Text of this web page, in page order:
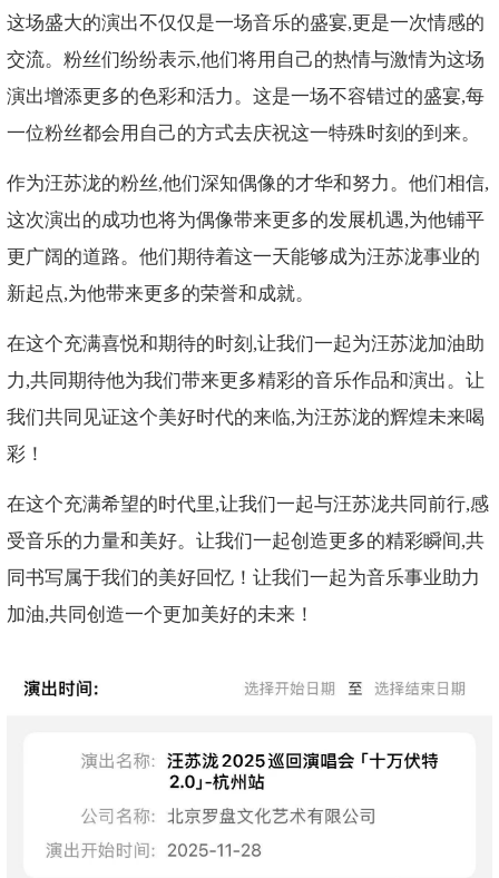
这场盛大的演出不仅仅是一场音乐的盛宴,更是一次情感的
交流。粉丝们纷纷表示,他们将用自己的热情与激情为这场
演出增添更多的色彩和活力。这是一场不容错过的盛宴,每
一位粉丝都会用自己的方式去庆祝这一特殊时刻的到来。
作为汪苏泷的粉丝,他们深知偶像的才华和努力。他们相信,
这次演出的成功也将为偶像带来更多的发展机遇,为他铺平
更广阔的道路。他们期待着这一天能够成为汪苏泷事业的
新起点,为他带来更多的荣誉和成就。
在这个充满喜悦和期待的时刻,让我们一起为汪苏泷加油助
力,共同期待他为我们带来更多精彩的音乐作品和演出。让
我们共同见证这个美好时代的来临,为汪苏泷的辉煌未来喝
彩！
在这个充满希望的时代里,让我们一起与汪苏泷共同前行,感
受音乐的力量和美好。让我们一起创造更多的精彩瞬间,共
同书写属于我们的美好回忆！让我们一起为音乐事业助力
加油,共同创造一个更加美好的未来！